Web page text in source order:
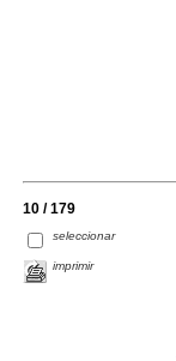
10 / 179
seleccionar
imprimir